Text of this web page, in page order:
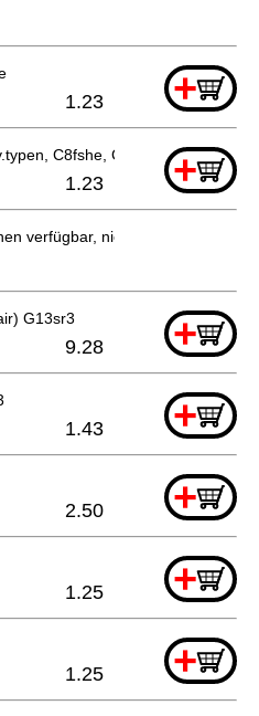
+
1.23
C8fshe, Cm5sb, C8fse
+
1.23
verfügbar, nicht bestellbar
G13sr3 +
9.28
+
1.43
+
2.50
+
1.25
+
1.25